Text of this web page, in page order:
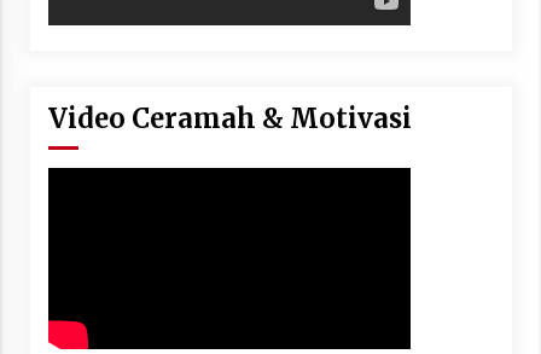
Video Ceramah & Motivasi